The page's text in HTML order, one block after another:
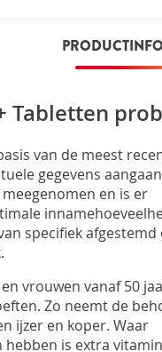
Tabletten
van de meest
gegevens
en is er
specifiek afgestemd
vrouwen vanaf 50
Zo neemt de
ijzer en koper. Waar
is extra